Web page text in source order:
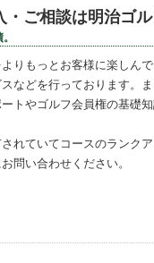
ークラブ 20 (正会員)
160 (正会員)
クラブ 130 (婦人正会員)
クラブ 100 (正会員)
80
・ご相談は明治ゴ
りもっとお客様に楽しん
などを行っております。
トやゴルフ会員権の基礎
れていてコースのランク
問い合わせください。